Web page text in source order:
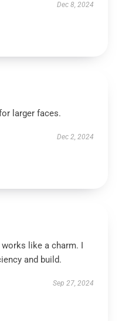
Dec 8, 2024
larger faces.
Dec 2, 2024
like a charm. I
and build.
Sep 27, 2024